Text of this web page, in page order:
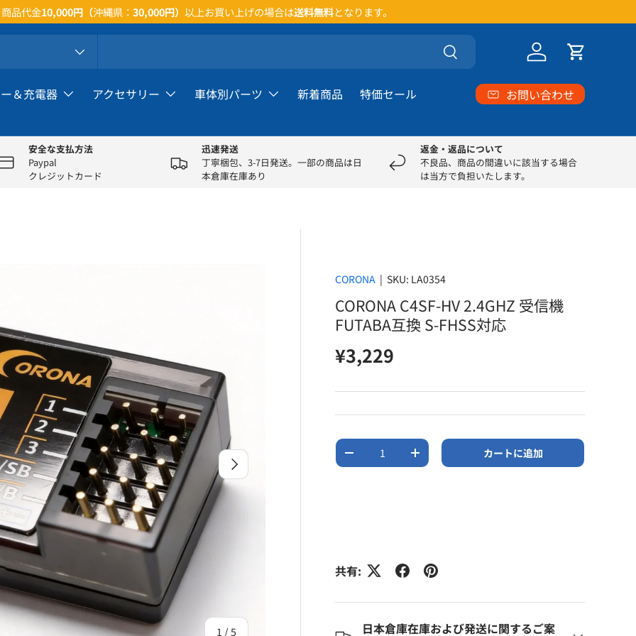
場店の開店特典について、詳しいことはお気軽にお問い合わせください。
検索 ログインカート
＆充電器 アクセサリー 車体別パーツ 新着商品 特価セール お問い合わせ
安全な支払方法
Paypal
クレジットカード
迅速発送
丁寧梱包、3-7日発送。一部の商品は日
本倉庫在庫あり
返金・返品について
不良品、商品の間違いに該当する場合
は当方で負担いたします。
1 / の
5
次
CORONA | SKU: LA0354
CORONA C4SF-HV 2.4GHZ 受信機
FUTABA互換 S-FHSS対応
定価
¥3,229
数量
数量を減らす
数量を増やす カートに追加
共有:
日本倉庫在庫および発送に関するご案